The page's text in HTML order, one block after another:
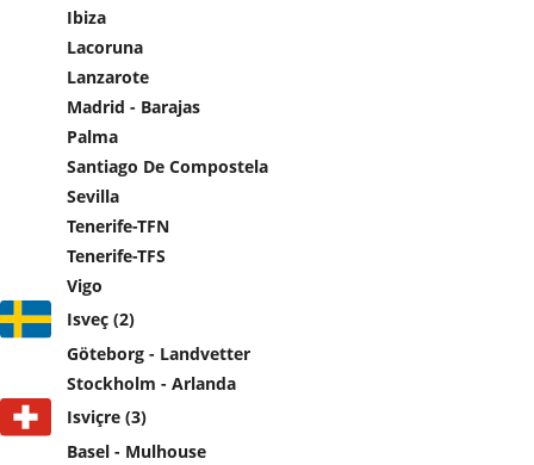
Ibiza
Lacoruna
Lanzarote
Madrid - Barajas
Palma
Santiago De Compostela
Sevilla
Tenerife-TFN
Tenerife-TFS
Vigo
Isveç (2)
Göteborg - Landvetter
Stockholm - Arlanda
Isviçre (3)
Basel - Mulhouse